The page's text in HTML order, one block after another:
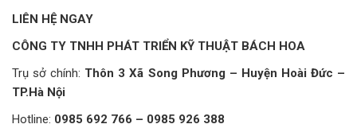
LIÊN HỆ NGAY
CÔNG TY TNHH PHÁT TRIỂN KỸ THUẬT BÁCH HOA
Trụ sở chính: Thôn 3 Xã Song Phương – Huyện Hoài Đức –
TP.Hà Nội
Hotline: 0985 692 766 – 0985 926 388